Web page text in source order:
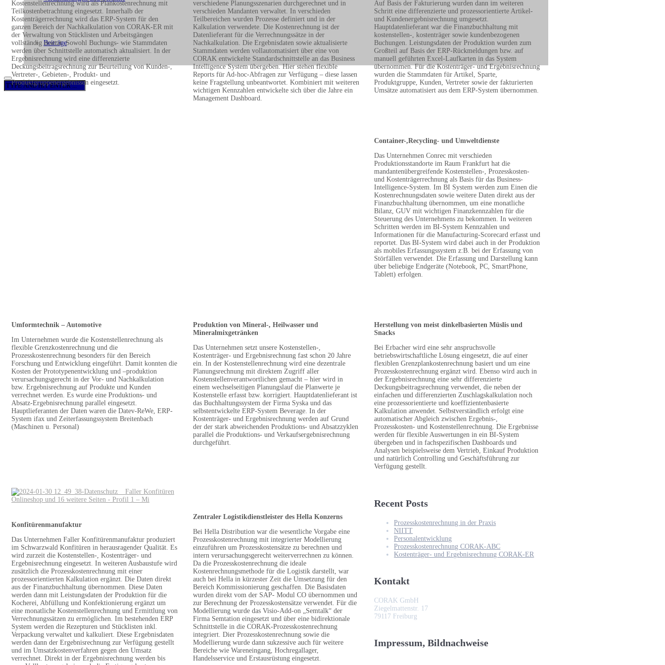
Beiträge
Kostenstellenrechnung wird als Plankostenrechnung mit
Teilkostenbetrachtung eingesetzt. Innerhalb der
Kostenträgerrechnung wird das ERP-System für den
ganzen Bereich der Nachkalkulation von CORAK-ER mit
der Verwaltung von Stücklisten und Arbeitsgängen
vollständig ersetzt. Sowohl Buchungs- wie Stammdaten
werden über Schnittstelle automatisch aktualisiert. In der
Ergebnisrechnung wird eine differenzierte
Deckungsbeitragsrechnung zur Beurteilung von Kunden-,
Vertreter-, Gebieten-, Produkt- und
Produktgruppenergebnissen eingesetzt.
verschiedene Planungsszenarien durchgerechnet und in
verschieden Mandanten verwaltet. In verschieden
Teilbereichen wurden Prozesse definiert und in der
Kalkulation verwendete. Die Kostenrechnung ist der
Datenlieferant für die Verrechnungssätze in der
Nachkalkulation. Die Ergebnisdaten sowie aktualisierte
Stammdaten werden vollautomatisiert über eine von
CORAK entwickelte Standardschnittstelle an das Business
Intelligence System übergeben. Hier stehen flexible
Reports für Ad-hoc-Abfragen zur Verfügung – diese lassen
keine Fragstellung unbeantwortet. Kombiniert mit weiteren
wichtigen Kennzahlen entwickelte sich über die Jahre ein
Management Dashboard.
Auf Basis der Fakturierung wurden dann im weiteren
Schritt eine differenzierte und prozessorientierte Artikel-
und Kundenergebnisrechnung umgesetzt.
Hauptdatenlieferant war die Finanzbuchhaltung mit
kostenstellen-, kostenträger sowie kundenbezogenen
Buchungen. Leistungsdaten der Produktion wurden zum
Großteil auf Basis der ERP-Rückmeldungen bzw. auf
manuell geführten Excel-Laufkarten in das System
übernommen. Für die Kostenträger- und Ergebnisrechnung
wurden die Stammdaten für Artikel, Sparte,
Produktgruppe, Kunden, Vertreter sowie der fakturierten
Umsätze automatisiert aus dem ERP-System übernommen.
Container-,Recycling- und Umweltdienste
Das Unternehmen Conrec mit verschieden
Produktionsstandorte im Raum Frankfurt hat die
mandantenübergreifende Kostenstellen-, Prozesskosten-
und Kostenträgerrechnung als Basis für das Business-
Intelligence-System. Im BI System werden zum Einen die
Kostenrechnungsdaten sowie weitere Daten direkt aus der
Finanzbuchhaltung übernommen, um eine monatliche
Bilanz, GUV mit wichtigen Finanzkennzahlen für die
Steuerung des Unternehmens zu bekommen. In weiteren
Schritten werden im BI-System Kennzahlen und
Informationen für die Manufacturing-Scorecard erfasst und
reportet. Das BI-System wird dabei auch in der Produktion
als mobiles Erfassungssystem z:B. bei der Erfassung von
Störfällen verwendet. Die Erfassung und Darstellung kann
über beliebige Endgeräte (Notebook, PC, SmartPhone,
Tablett) erfolgen.
Umformtechnik – Automotive
Im Unternehmen wurde die Kostenstellenrechnung als
flexible Grenzkostenrechnung und die
Prozesskostenrechnung besonders für den Bereich
Forschung und Entwicklung eingeführt. Damit konnten die
Kosten der Prototypenentwicklung und –produktion
verursachungsgerecht in der Vor- und Nachkalkulation
bzw. Ergebnisrechnung auf Produkte und Kunden
verrechnet werden. Es wurde eine Produktions- und
Absatz-Ergebnisrechnung parallel eingesetzt.
Hauptlieferanten der Daten waren die Datev-ReWe, ERP-
System ifax und Zeiterfassungssystem Breitenbach
(Maschinen u. Personal)
Produktion von Mineral-, Heilwasser und
Mineralmixgetränken
Das Unternehmen setzt unsere Kostenstellen-,
Kostenträger- und Ergebnisrechnung fast schon 20 Jahre
ein. In der Kostenstellenrechnung wird eine dezentrale
Planungsrechnung mit direktem Zugriff aller
Kostenstellenverantwortlichen gemacht – hier wird in
einem wechselseitigen Planungslauf die Planwerte je
Kostenstelle erfasst bzw. korrigiert. Hauptdatenlieferant ist
das Buchhaltungssystem der Firma Syska und das
selbstentwickelte ERP-System Beverage. In der
Kostenträger- und Ergebnisrechnung werden auf Grund
der der stark abweichenden Produktions- und Absatzzyklen
parallel die Produktions- und Verkaufsergebnisrechnung
durchgeführt.
Herstellung von meist dinkelbasierten Müslis und
Snacks
Bei Erbacher wird eine sehr anspruchsvolle
betriebswirtschaftliche Lösung eingesetzt, die auf einer
flexiblen Grenzplankostenrechnung basiert und um eine
Prozesskostenrechnung ergänzt wird. Ebenso wird auch in
der Ergebnisrechnung eine sehr differenzierte
Deckungsbeitragsrechnung verwendet, die neben der
einfachen und differenzierten Zuschlagskalkulation noch
eine prozessorientierte und koeffizientenbasierte
Kalkulation anwendet. Selbstverständlich erfolgt eine
automatischer Abgleich zwischen Ergebnis-,
Prozesskosten- und Kostenstellenrechnung. Die Ergebnisse
werden für flexible Auswertungen in ein BI-System
übergeben und in fachspezifischen Dashboards und
Analysen beispielsweise dem Vertrieb, Einkauf Produktion
und natürlich Controlling und Geschäftsführung zur
Verfügung gestellt.
Konfitürenmanufaktur
Das Unternehmen Faller Konfitürenmanufaktur produziert
im Schwarzwald Konfitüren in herausragender Qualität. Es
wird zurzeit die Kostenstellen-, Kostenträger- und
Ergebnisrechnung eingesetzt. In weiteren Ausbaustufe wird
zusätzlich die Prozesskostenrechnung mit einer
prozessorientierten Kalkulation ergänzt. Die Daten direkt
aus der Finanzbuchhaltung übernommen. Diese Daten
werden dann mit Leistungsdaten der Produktion für die
Kocherei, Abfüllung und Konfektionierung ergänzt um
eine monatliche Kostenstellenrechnung und Ermittlung von
Verrechnungssätzen zu ermöglichen. Im bestehenden ERP
System werden die Rezepturen und Stücklisten inkl.
Verpackung verwaltet und kalkuliert. Diese Ergebnisdaten
werden dann der Ergebnisrechnung zur Verfügung gestellt
und im Umsatzkostenverfahren gegen den Umsatz
verrechnet. Direkt in der Ergebnisrechnung werden bis
Zentraler Logistikdienstleister des Hella Konzerns
Bei Hella Distribution war die wesentliche Vorgabe eine
Prozesskostenrechnung mit integrierter Modellierung
einzuführen um Prozesskostensätze zu berechnen und
intern verursachungsgerecht weiterverrechnen zu können.
Da die Prozesskostenrechnung die ideale
Kostenrechnungsmethode für die Logistik darstellt, war
auch bei Hella in kürzester Zeit die Umsetzung für den
Bereich Kommissionierung geschaffen. Die Basisdaten
wurden direkt vom der SAP- Modul CO übernommen und
zur Berechnung der Prozesskostensätze verwendet. Für die
Modellierung wurde das Visio-Add-on „Semtalk“ der
Firma Semtation eingesetzt und über eine bidirektionale
Schnittstelle in die CORAK-Prozesskostenrechnung
integriert. Dier Prozesskostenrechnung sowie die
Modellierung wurde dann sukzessive auch für weitere
Bereiche wie Wareneingang, Hochregallager,
Handelsservice und Erstausrüstung eingesetzt.
Recent Posts
Prozesskostenrechnung in der Praxis
NIITT
Personalentwicklung
Prozesskostenrechnung CORAK-ABC
Kostenträger- und Ergebnisrechnung CORAK-ER
Kontakt
CORAK GmbH
Ziegelmattenstr. 17
79117 Freiburg
Impressum, Bildnachweise